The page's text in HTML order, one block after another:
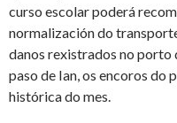
curso escolar poderá
normalización do
danos rexistrados no porto
paso de Ian, os encoros do
histórica do mes.